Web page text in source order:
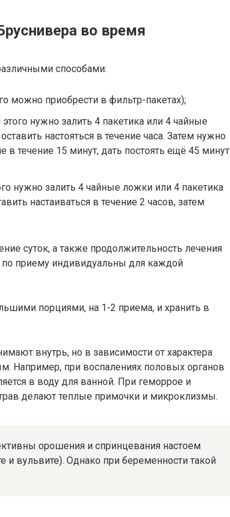
во время
способами:
можно приобрести в фильтр-пакетах);
нужно залить 4 пакетика или 4 чайные
настояться в течение часа. Затем нужно
в течение 15 минут, дать постоять ещё 45 минут
нужно залить 4 чайные ложки или 4 пакетика
настаиваться в течение 2 часов, затем
суток, а также продолжительность лечения
приему индивидуальны для каждой
порциями, на 1-2 приема, и хранить в
внутрь, но в зависимости от характера
Например, при воспалениях половых органов
в воду для ванной. При геморрое и
делают теплые примочки и микроклизмы.
орошения и спринцевания настоем
и вульвите). Однако при беременности такой